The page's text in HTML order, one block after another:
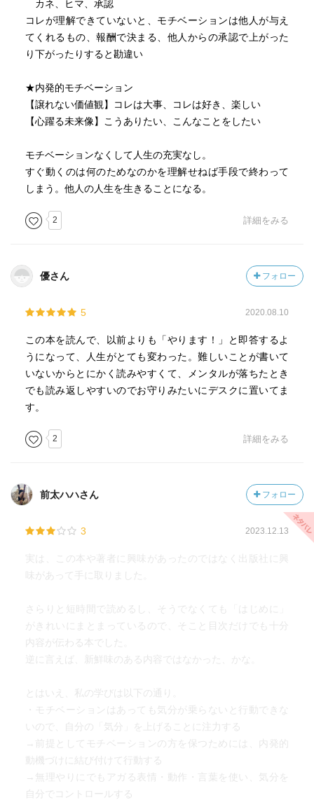
カネ、ヒマ、承認
コレが理解できていないと、モチベーションは他人が与え
てくれるもの、報酬で決まる、他人からの承認で上がった
り下がったりすると勘違い
★内発的モチベーション
【譲れない価値観】コレは大事、コレは好き、楽しい
【心躍る未来像】こうありたい、こんなことをしたい
モチベーションなくして人生の充実なし。
すぐ動くのは何のためなのかを理解せねば手段で終わって
しまう。他人の人生を生きることになる。
2 詳細をみる
優さん フォロー
5 2020.08.10
この本を読んで、以前よりも「やります！」と即答するよ
うになって、人生がとても変わった。難しいことが書いて
いないからとにかく読みやすくて、メンタルが落ちたとき
でも読み返しやすいのでお守りみたいにデスクに置いてま
す。
2 詳細をみる
前太ハハさん フォロー
3 2023.12.13
実は、この本や著者に興味があったのではなく出版社に興
味があって手に取りました。
さらりと短時間で読めるし、そうでなくても「はじめに」
がきれいにまとまっているので、そこと目次だけでも十分
内容が伝わる本でした。
逆に言えば、新鮮味のある内容ではなかった、かな。
とはいえ、私の学びは以下の通り。
・モチベーションはあっても気分が乗らないと行動できな
いので、自分の「気分」を上げることに注力する
→前提としてモチベーションの方を保つためには、内発的
動機づけに結び付けて行動する
→無理やりにでもアガる表情・動作・言葉を使い、気分を
自分でコントロールする